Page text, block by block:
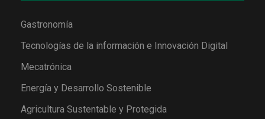
Gastronomía
Tecnologías de la información e Innovación Digital
Mecatrónica
Energía y Desarrollo Sostenible
Agricultura Sustentable y Protegida